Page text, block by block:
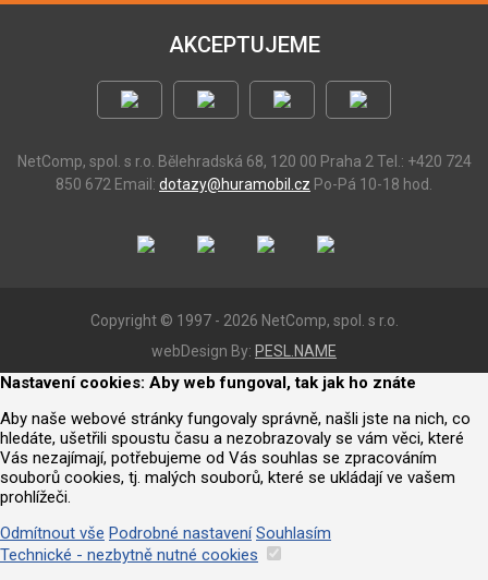
AKCEPTUJEME
NetComp, spol. s r.o. Bělehradská 68, 120 00 Praha 2 Tel.: +420 724
850 672 Email: dotazy@huramobil.cz Po-Pá 10-18 hod.
Copyright © 1997 - 2026 NetComp, spol. s r.o.
webDesign By: PESL.NAME
Nastavení cookies: Aby web fungoval, tak jak ho znáte
Aby naše webové stránky fungovaly správně, našli jste na nich, co
hledáte, ušetřili spoustu času a nezobrazovaly se vám věci, které
Vás nezajímají, potřebujeme od Vás souhlas se zpracováním
souborů cookies, tj. malých souborů, které se ukládají ve vašem
prohlížeči.
Odmítnout vše Podrobné nastavení Souhlasím
Technické - nezbytně nutné cookies